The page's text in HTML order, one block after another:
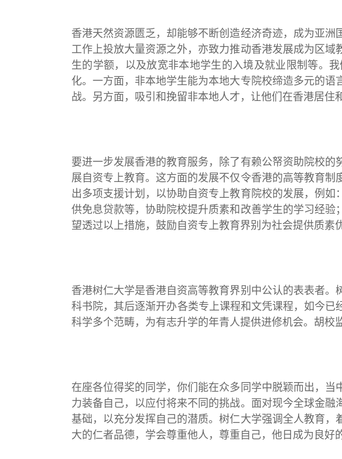
香港天然资源匮乏，却能够不断创造经济奇迹，成为亚
工作上投放大量资源之外，亦致力推动香港发展成为区
生的学额，以及放宽非本地学生的入境及就业限制等。
化。一方面，非本地学生能为本地大专院校缔造多元的
战。另方面，吸引和挽留非本地人才，让他们在香港居
要进一步发展香港的教育服务，除了有赖公帑资助院校
展自资专上教育。这方面的发展不仅令香港的高等教育
出多项支援计划，以协助自资专上教育院校的发展，例
供免息贷款等，协助院校提升质素和改善学生的学习经
望透过以上措施，鼓励自资专上教育界别为社会提供质素
香港树仁大学是香港自资高等教育界别中公认的表表者
科书院，其后逐渐开办各类专上课程和文凭课程，如今
科学多个范畴，为有志升学的年青人提供进修机会。胡
在座各位得奖的同学，你们能在众多同学中脱颖而出，
力装备自己，以应付将来不同的挑战。面对现今全球金
基础，以充分发挥自己的潜质。树仁大学强调全人教育
大的仁者品德，学会尊重他人，尊重自己，他日成为良好